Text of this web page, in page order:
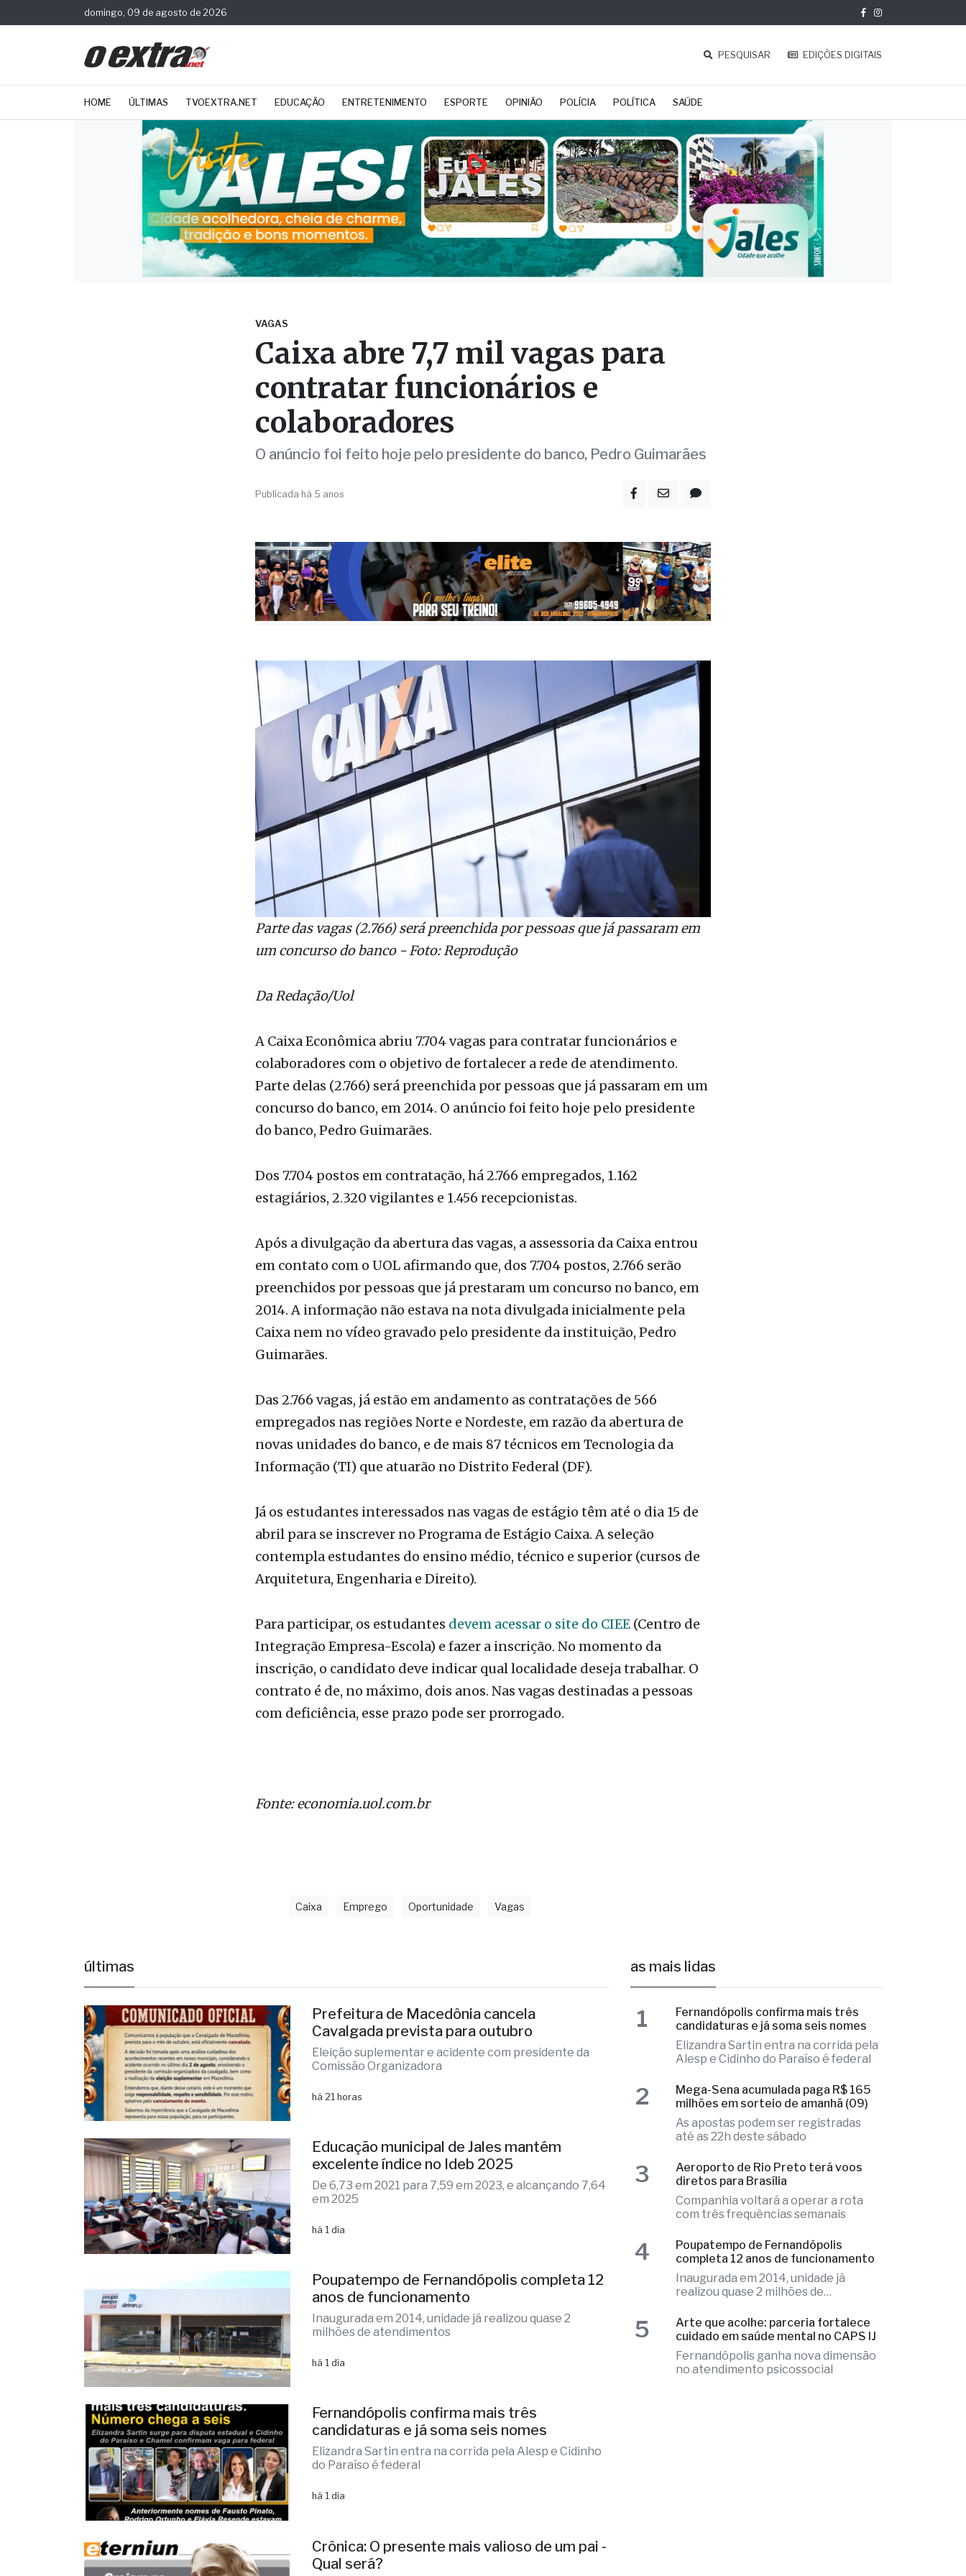
domingo, 09 de agosto de 2026
PESQUISAR EDIÇÕES DIGITAIS
HOME ÚLTIMAS TVOEXTRA.NET EDUCAÇÃO ENTRETENIMENTO ESPORTE OPINIÃO POLÍCIA POLÍTICA SAÚDE
VAGAS
Caixa abre 7,7 mil vagas para
colaboradores
O anúncio foi feito hoje pelo presidente do banco, Pedro Guimarães
Publicada há 5 anos
Parte das vagas (2.766) será preenchida por pessoas que já passaram em
um concurso do banco - Foto: Reprodução
Da Redação/Uol
A Caixa Econômica abriu 7.704 vagas para contratar funcionários e
Parte delas (2.766) será preenchida por pessoas que já passaram em um
do banco, Pedro Guimarães.
Dos 7.704 postos em contratação, há 2.766 empregados, 1.162
estagiários, 2.320 vigilantes e 1.456 recepcionistas.
em contato com o UOL afirmando que, dos 7.704 postos, 2.766 serão
preenchidos por pessoas que já prestaram um concurso no banco, em
Caixa nem no vídeo gravado pelo presidente da instituição, Pedro
Guimarães.
Das 2.766 vagas, já estão em andamento as contratações de 566
empregados nas regiões Norte e Nordeste, em razão da abertura de
novas unidades do banco, e de mais 87 técnicos em Tecnologia da
Já os estudantes interessados nas vagas de estágio têm até o dia 15 de
abril para se inscrever no Programa de Estágio Caixa. A seleção
contempla estudantes do ensino médio, técnico e superior (cursos de
Para participar, os estudantesdevem acessar o site do CIEE(Centro de
Integração Empresa-Escola) e fazer a inscrição. No momento da
inscrição, o candidato deve indicar qual localidade deseja trabalhar. O
com deficiência, esse prazo pode ser prorrogado.
Fonte: economia.uol.com.br
Caixa Emprego Oportunidade
Educação municipal de Jales mantém
excelente índice no Ideb 2025
De 6,73 em 2021 para 7,59 em 2023, e alcançando 7,64
em 2025
Poupatempo de Fernandópolis completa 12
anos de funcionamento
Inaugurada em 2014, unidade já realizou quase 2
milhões de atendimentos
Fernandópolis confirma mais três
candidaturas e já soma seis nomes
Elizandra Sartin entra na corrida pela Alesp e Cidinho
do Paraíso é federal
Crônica: O presente mais valioso de um pai -
Qual será?
Leia também: Como Deus rezaria o Pai Nosso - Já
imaginou?
Alesp e Cidinho do Paraíso é federal
milhões em sorteio de amanhã (09)
As apostas podem ser registradas
até as 22h deste sábado
diretos para Brasília
Companhia voltará a operar a rota
com três frequências semanais
completa 12 anos de funcionamento
Inaugurada em 2014, unidade já
realizou quase 2 milhões de
atendimentos
cuidado em saúde mental no CAPS IJ
Fernandópolis ganha nova dimensão
no atendimento psicossocial